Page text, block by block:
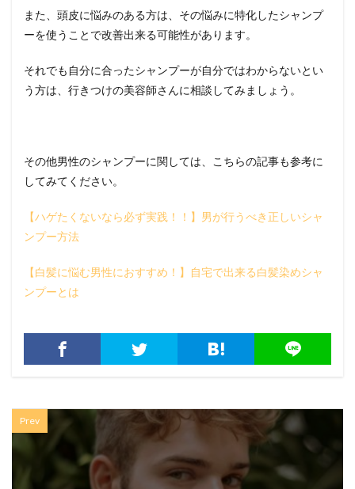
また、頭皮に悩みのある方は、その悩みに特化したシャンプ
ーを使うことで改善出来る可能性があります。
それでも自分に合ったシャンプーが自分ではわからないとい
う方は、行きつけの美容師さんに相談してみましょう。
その他男性のシャンプーに関しては、こちらの記事も参考に
してみてください。
【ハゲたくないなら必ず実践！！】男が行うべき正しいシャ
ンプー方法
【白髪に悩む男性におすすめ！】自宅で出来る白髪染めシャ
ンプーとは
Prev